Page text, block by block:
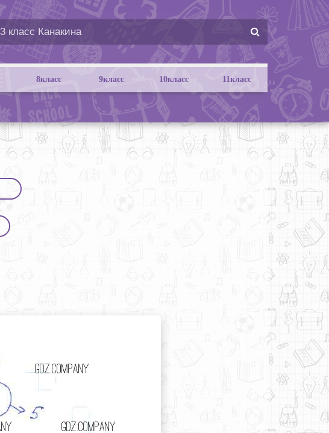
8класс 9класс 10класс 11класс